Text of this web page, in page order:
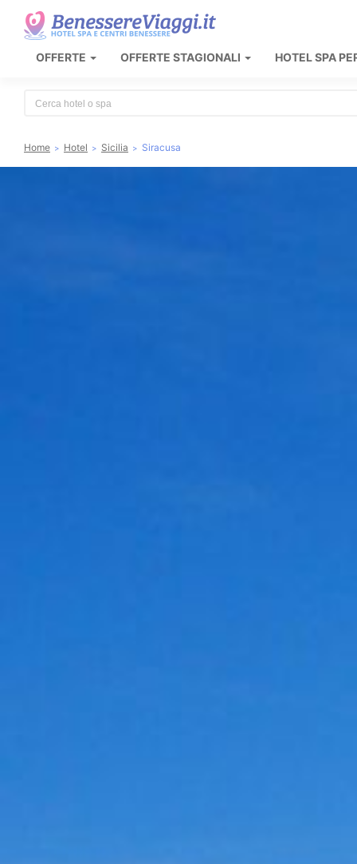
OFFERTE OFFERTE STAGIONALI HOTEL SPA
Home Hotel Sicilia Siracusa